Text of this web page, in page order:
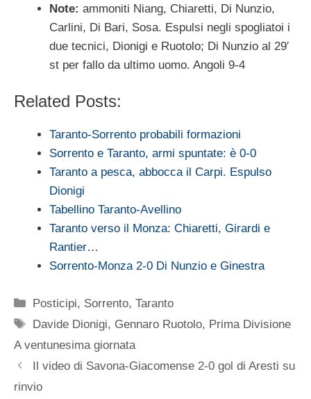
Note: ammoniti Niang, Chiaretti, Di Nunzio,
Carlini, Di Bari, Sosa. Espulsi negli spogliatoi i
due tecnici, Dionigi e Ruotolo; Di Nunzio al 29′
st per fallo da ultimo uomo. Angoli 9-4
Related Posts:
Taranto-Sorrento probabili formazioni
Sorrento e Taranto, armi spuntate: è 0-0
Taranto a pesca, abbocca il Carpi. Espulso
Dionigi
Tabellino Taranto-Avellino
Taranto verso il Monza: Chiaretti, Girardi e
Rantier…
Sorrento-Monza 2-0 Di Nunzio e Ginestra
Categorie
Posticipi, Sorrento,Taranto
Tag
Davide Dionigi, Gennaro Ruotolo, Prima Divisione
A ventunesima giornata
Il video di Savona-Giacomense 2-0 gol di Aresti su
rinvio